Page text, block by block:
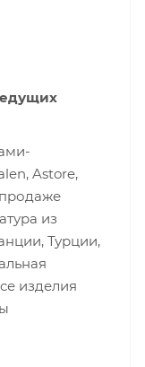
Astore,
из
Турции,
изделия